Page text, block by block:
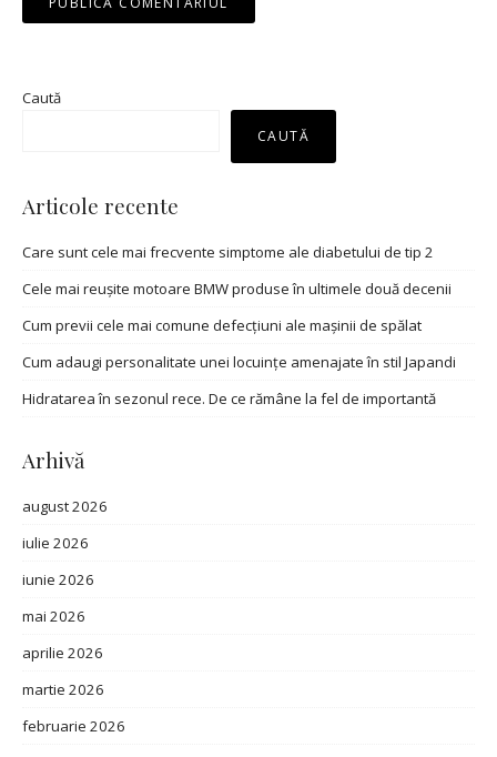
Caută
CAUTĂ
Articole recente
Care sunt cele mai frecvente simptome ale diabetului de tip 2
Cele mai reușite motoare BMW produse în ultimele două decenii
Cum previi cele mai comune defecțiuni ale mașinii de spălat
Cum adaugi personalitate unei locuințe amenajate în stil Japandi
Hidratarea în sezonul rece. De ce rămâne la fel de importantă
Arhivă
august 2026
iulie 2026
iunie 2026
mai 2026
aprilie 2026
martie 2026
februarie 2026